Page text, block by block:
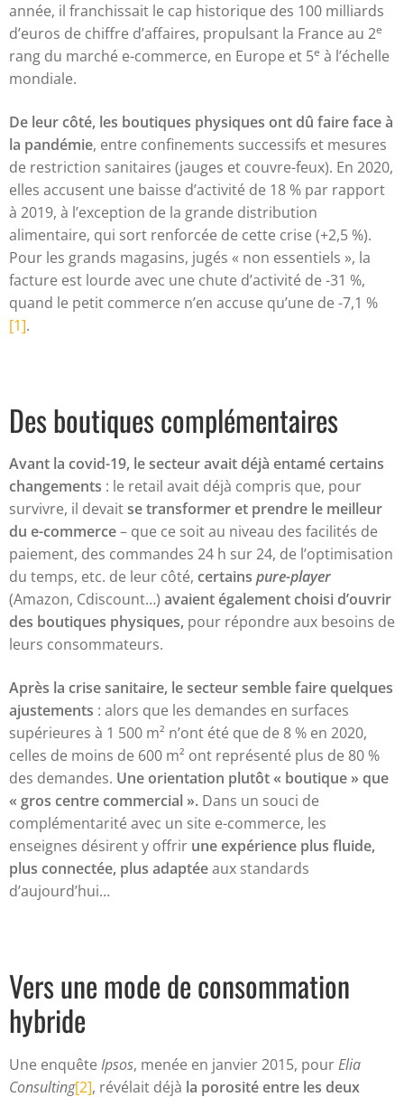
année, il franchissait le cap historique des 100 milliards
d’euros de chiffre d’affaires, propulsant la France au 2e
rang du marché e-commerce, en Europe et 5e à l’échelle
mondiale.
De leur côté, les boutiques physiques ont dû faire face à
la pandémie, entre confinements successifs et mesures
de restriction sanitaires (jauges et couvre-feux). En 2020,
elles accusent une baisse d’activité de 18 % par rapport
à 2019, à l’exception de la grande distribution
alimentaire, qui sort renforcée de cette crise (+2,5 %).
Pour les grands magasins, jugés « non essentiels », la
facture est lourde avec une chute d’activité de -31 %,
quand le petit commerce n’en accuse qu’une de -7,1 %
[1].
Des boutiques complémentaires
Avant la covid-19, le secteur avait déjà entamé certains
changements : le retail avait déjà compris que, pour
survivre, il devaitse transformer et prendre le meilleur
du e-commerce– que ce soit au niveau des facilités de
paiement, des commandes 24 h sur 24, de l’optimisation
du temps, etc. de leur côté, certains pure-player
(Amazon, Cdiscount…) avaient également choisi d’ouvrir
des boutiques physiques, pour répondre aux besoins de
leurs consommateurs.
Après la crise sanitaire, le secteur semble faire quelques
ajustements : alors que les demandes en surfaces
supérieures à 1 500 m² n’ont été que de 8 % en 2020,
celles de moins de 600 m² ont représenté plus de 80 %
des demandes. Une orientation plutôt « boutique » que
« gros centre commercial ». Dans un souci de
complémentarité avec un site e-commerce, les
enseignes désirent y offrir une expérience plus fluide,
plus connectée, plus adaptéeaux standards
d’aujourd’hui…
Vers une mode de consommation
hybride
Une enquête Ipsos, menée en janvier 2015, pourElia
Consulting[2], révélait déjà la porosité entre les deux